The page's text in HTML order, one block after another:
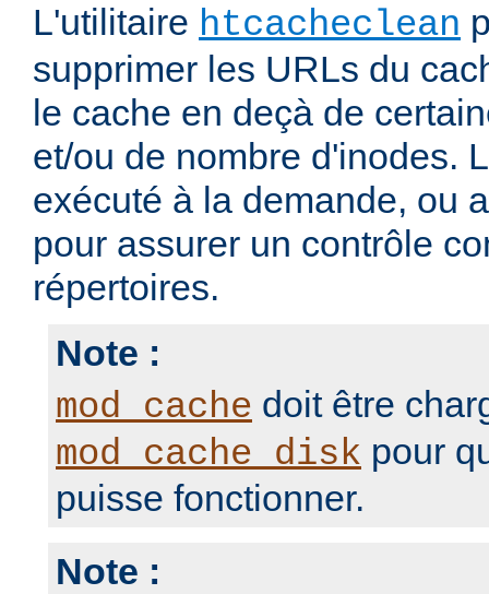
L'utilitaire htcacheclean
supprimer les URLs du
le cache en deçà de
et/ou de nombre d'inodes.
exécuté à la demande, ou
pour assurer un contrôle
répertoires.
Note :
mod_cache doit être
mod_cache_disk pour
puisse fonctionner.
Note :